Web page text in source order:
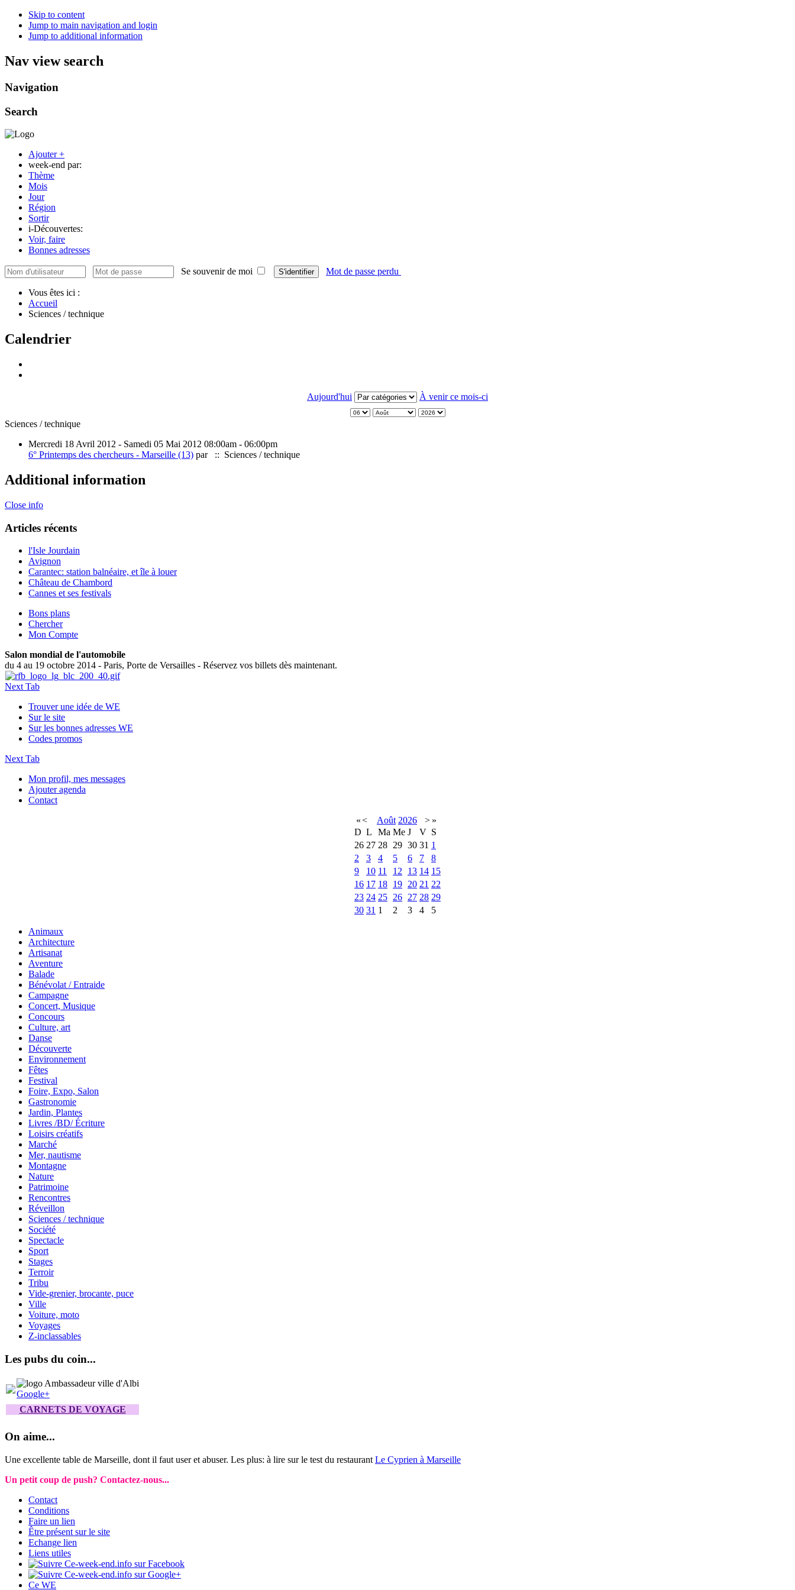
Skip to content
Jump to main navigation and login
Jump to additional information
Nav view search
Navigation
Search
Ajouter +
week-end par:
Thème
Mois
Jour
Région
Sortir
i-Découvertes:
Voir, faire
Bonnes adresses
Se souvenir de moi S'identifier Mot de passe perdu
Vous êtes ici :
Accueil
Sciences / technique
Calendrier
Aujourd'hui À venir ce mois-ci
Sciences / technique
Mercredi 18 Avril 2012 - Samedi 05 Mai 2012 08:00am - 06:00pm
6° Printemps des chercheurs - Marseille (13) par :: Sciences / technique
Additional information
Close info
Articles récents
l'Isle Jourdain
Avignon
Carantec: station balnéaire, et île à louer
Château de Chambord
Cannes et ses festivals
Bons plans
Chercher
Mon Compte
Salon mondial de l'automobile
du 4 au 19 octobre 2014 - Paris, Porte de Versailles - Réservez vos billets dès maintenant.
Next Tab
Trouver une idée de WE
Sur le site
Sur les bonnes adresses WE
Codes promos
Next Tab
Mon profil, mes messages
Ajouter agenda
Contact
«< Août 2026 > »
D L Ma Me J V S
26 27 28 29 30 31 1
2
3 4 5 6 7
8
9
10 11 12 13 14 15
16 17 18 19 20 21 22
23 24 25 26 27 28 29
30 31 1 2 3 4 5
Animaux
Architecture
Artisanat
Aventure
Balade
Bénévolat / Entraide
Campagne
Concert, Musique
Concours
Culture, art
Danse
Découverte
Environnement
Fêtes
Festival
Foire, Expo, Salon
Gastronomie
Jardin, Plantes
Livres /BD/ Écriture
Loisirs créatifs
Marché
Mer, nautisme
Montagne
Nature
Patrimoine
Rencontres
Réveillon
Sciences / technique
Société
Spectacle
Sport
Stages
Terroir
Tribu
Vide-grenier, brocante, puce
Ville
Voiture, moto
Voyages
Z-inclassables
Les pubs du coin...
Google+
CARNETS DE VOYAGE
On aime...
Une excellente table de Marseille, dont il faut user et abuser. Les plus: à lire sur le test du restaurant Le Cyprien à Marseille
Un petit coup de push? Contactez-nous...
Contact
Conditions
Faire un lien
Être présent sur le site
Echange lien
Liens utiles
Ce WE